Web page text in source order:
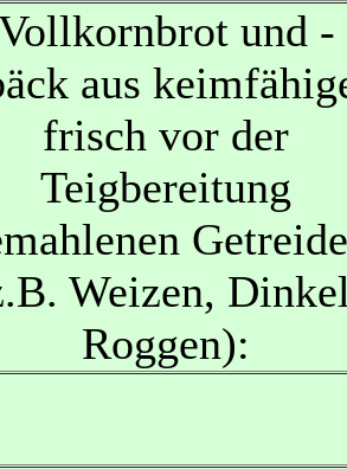
und -
aus
frisch vor der
Teigbereitung
Weizen,
Roggen):